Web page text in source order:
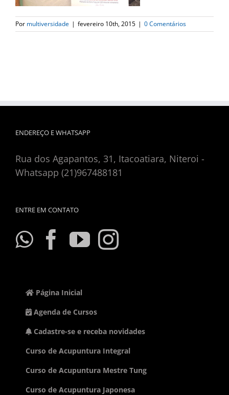
Por multiversidade | fevereiro 10th, 2015 | 0 Comentários
ENDEREÇO E WHATSAPP
Rua dos Agapantos, 31, Itacoatiara, Niteroi -
Whatsapp (21)967488181
ENTRE EM CONTATO
Página Inicial
Agenda de Cursos
Cadastre-se e receba novidades
Curso de Acupuntura Integral
Curso de Acupuntura Mestre Tung
Curso de Acupuntura Japonesa